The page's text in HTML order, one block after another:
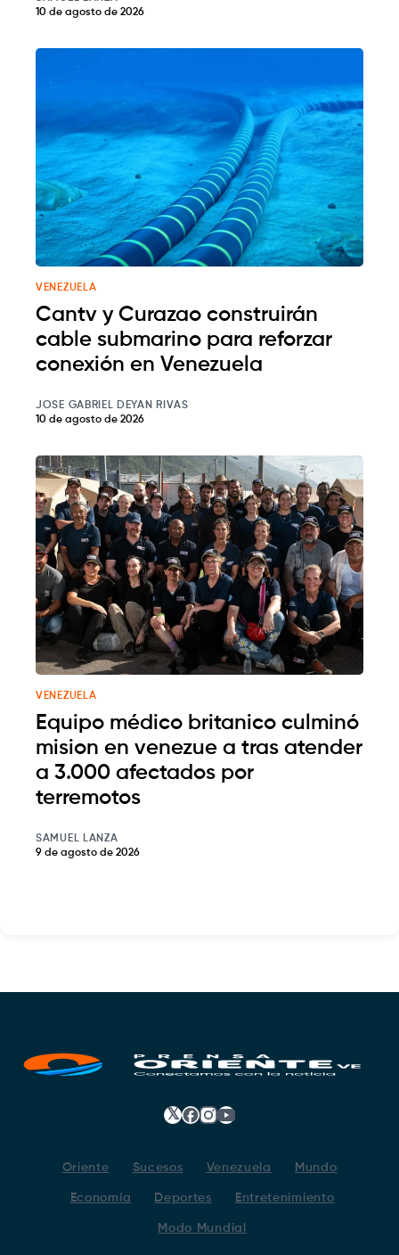
10 de agosto de 2026
VENEZUELA
Cantv y Curazao construirán
cable submarino para reforzar
conexión en Venezuela
JOSE GABRIEL DEYAN RIVAS
10 de agosto de 2026
VENEZUELA
Equipo médico britanico culminó
mision en venezue a tras atender
a 3.000 afectados por
terremotos
SAMUEL LANZA
9 de agosto de 2026
𝕏 Facebook
Instagram
YouTube
Oriente Sucesos Venezuela Mundo
Economía Deportes Entretenimiento
Modo Mundial